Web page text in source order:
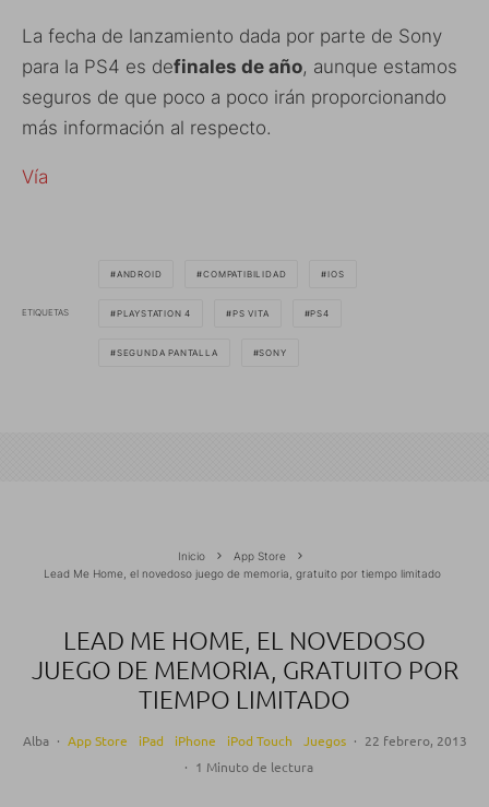
La fecha de lanzamiento dada por parte de Sony
para la PS4 es definales de año, aunque estamos
seguros de que poco a poco irán proporcionando
más información al respecto.
Vía
ETIQUETAS
ANDROID COMPATIBILIDAD IOS
PLAYSTATION 4 PS VITA PS4
SEGUNDA PANTALLA SONY
Inicio
App Store
Lead Me Home, el novedoso juego de memoria, gratuito por tiempo limitado
LEAD ME HOME, EL NOVEDOSO
JUEGO DE MEMORIA, GRATUITO POR
TIEMPO LIMITADO
Alba · App Store iPad iPhone iPod Touch Juegos · 22 febrero, 2013
· 1 Minuto de lectura